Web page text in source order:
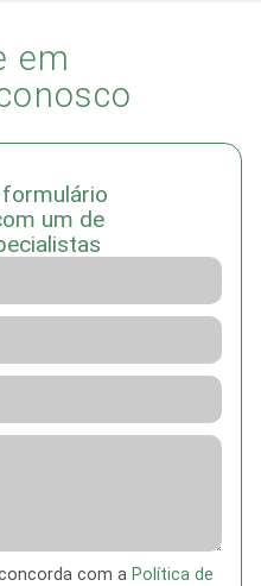
em
formulário
um de
com a Política de